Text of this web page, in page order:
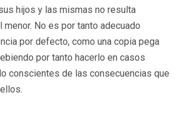
hijos y las mismas no resulta
menor. No es por tanto adecuado
por defecto, como una copia pega
por tanto hacerlo en casos
conscientes de las consecuencias que